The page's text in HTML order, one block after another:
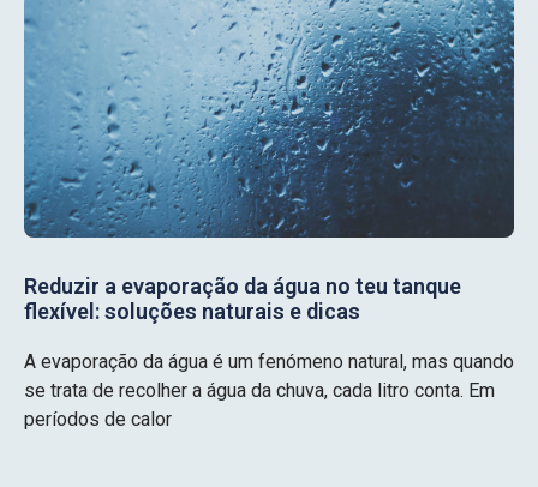
Reduzir a evaporação da água no teu tanque
flexível: soluções naturais e dicas
A evaporação da água é um fenómeno natural, mas quando
se trata de recolher a água da chuva, cada litro conta. Em
períodos de calor